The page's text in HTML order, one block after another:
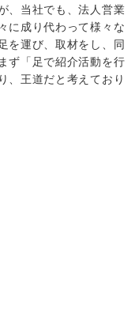
、当社でも、法人営業
に成り代わって様々な
を運び、取材をし、同
ず「足で紹介活動を行
、王道だと考えており